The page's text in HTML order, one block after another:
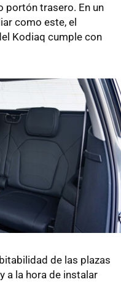
portón trasero. En un
como este, el
Kodiaq cumple con
de las plazas
a la hora de instalar